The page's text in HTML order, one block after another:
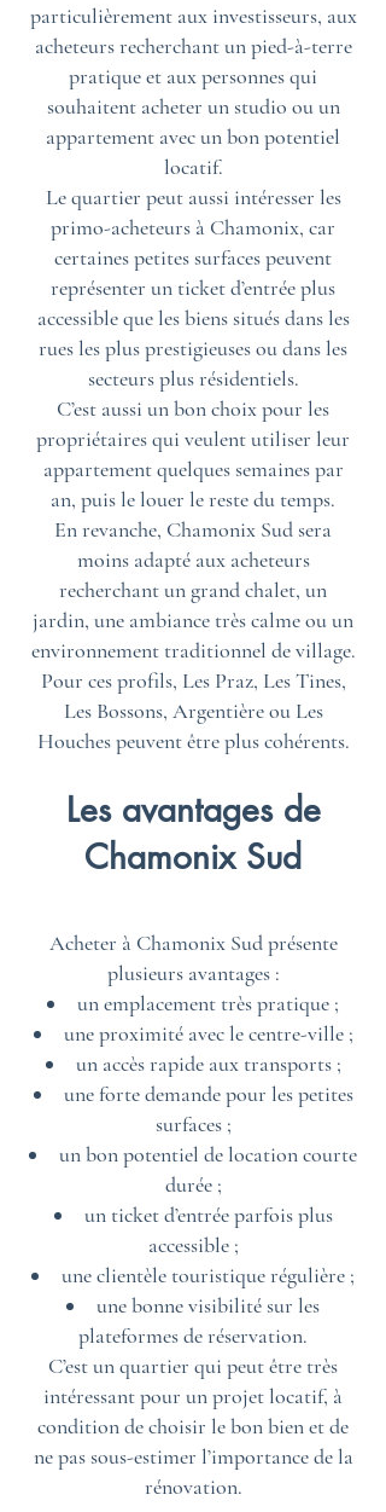
particulièrement aux investisseurs, aux
acheteurs recherchant un pied-à-terre
pratique et aux personnes qui
souhaitent acheter un studio ou un
appartement avec un bon potentiel
locatif.
Le quartier peut aussi intéresser les
primo-acheteurs à Chamonix, car
certaines petites surfaces peuvent
représenter un ticket d’entrée plus
accessible que les biens situés dans les
rues les plus prestigieuses ou dans les
secteurs plus résidentiels.
C’est aussi un bon choix pour les
propriétaires qui veulent utiliser leur
appartement quelques semaines par
an, puis le louer le reste du temps.
En revanche, Chamonix Sud sera
moins adapté aux acheteurs
recherchant un grand chalet, un
jardin, une ambiance très calme ou un
environnement traditionnel de village.
Pour ces profils, Les Praz, Les Tines,
Les Bossons, Argentière ou Les
Houches peuvent être plus cohérents.
Les avantages de
Chamonix Sud
Acheter à Chamonix Sud présente
plusieurs avantages :
un emplacement très pratique ;
une proximité avec le centre-ville ;
un accès rapide aux transports ;
une forte demande pour les petites
surfaces ;
un bon potentiel de location courte
durée ;
un ticket d’entrée parfois plus
accessible ;
une clientèle touristique régulière ;
une bonne visibilité sur les
plateformes de réservation.
C’est un quartier qui peut être très
intéressant pour un projet locatif, à
condition de choisir le bon bien et de
ne pas sous-estimer l’importance de la
rénovation.